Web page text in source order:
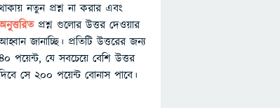
নতুন প্রশ্ন না করার এবং
প্রশ্ন গুলোর উত্তর দেওয়ার
জানাচ্ছি। প্রতিটি উত্তরের জন্য
পয়েন্ট, যে সবচেয়ে বেশি উত্তর
সে ২০০ পয়েন্ট বোনাস পাবে।